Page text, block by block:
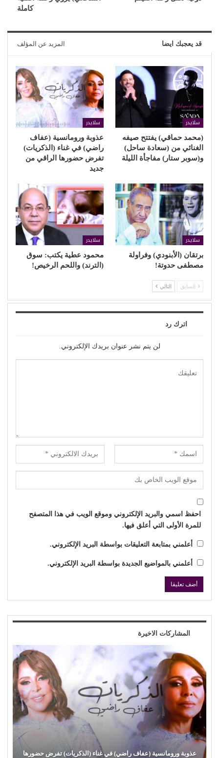
كاملة
قد يعجبك ايضا المزيد عن المؤلف
سلايدر
(محمد حماقي) يفتتح صيفه
الغنائي من (سعادة ساحل)
و(سوبر ستار) مفاجأة الليلة
سلايدر
عذوبة ورومانسية (عفاف
راضي) في غناء (الذكريات)
تفرض حضورها الراقي من
جديد
سلايدر
برتقان (الأبنودي) وفراولة
مصطفى حدوتة!
سلايدر
محمود عطية يكتب: سوق
(الترند) واللحم الرخيص!
السابق التالي
اترك رد
لن يتم نشر عنوان بريدك الإلكتروني.
احفظ اسمي والبريد الإلكتروني وموقع الويب في هذا المتصفح
للمرة الأولى التي أعلق فيها.
أعلمني بمتابعة التعليقات بواسطة البريد الإلكتروني.
أعلمني بالمواضيع الجديدة بواسطة البريد الإلكتروني.
المشاركات الاخيرة
عذوبة ورومانسية (عفاف راضي) في غناء (الذكريات) تفرض حضورها